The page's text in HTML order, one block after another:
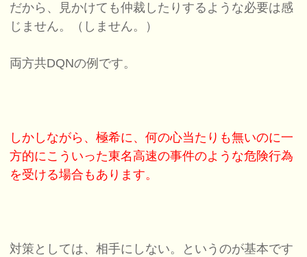
だから、見かけても仲裁したりするような必要は感
じません。（しません。）
両方共DQNの例です。
しかしながら、極希に、何の心当たりも無いのに一
方的にこういった東名高速の事件のような危険行為
を受ける場合もあります。
対策としては、相手にしない。というのが基本です